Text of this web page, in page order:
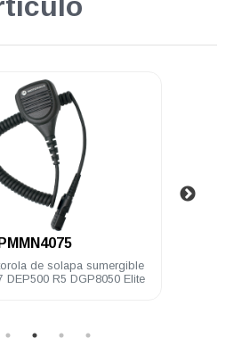
PMMN4075
de solapa sumergible
DEP500 R5 DGP8050 Elite